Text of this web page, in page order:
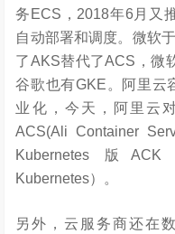
务ECS，2018年6月又
自动部署和调度。微软
了AKS替代了ACS，微
谷歌也有GKE。阿里云
业化，今天，阿里云
ACS(Ali Container
Kubernetes 版
Kubernetes）。
另外，云服务商还在